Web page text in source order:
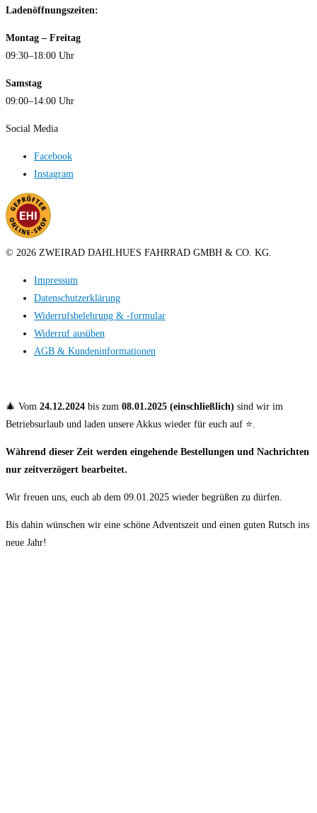
Ladenöffnungszeiten:
Montag – Freitag
09:30–18:00 Uhr
Samstag
09:00–14:00 Uhr
Social Media
Facebook
Instagram
© 2026 ZWEIRAD DAHLHUES FAHRRAD GMBH & CO. KG.
Impressum
Datenschutzerklärung
Widerrufsbelehrung & -formular
Widerruf ausüben
AGB & Kundeninformationen
🎄 Vom 24.12.2024 bis zum 08.01.2025 (einschließlich) sind wir im
Betriebsurlaub und laden unsere Akkus wieder für euch auf ⭐️.
Während dieser Zeit werden eingehende Bestellungen und Nachrichten
nur zeitverzögert bearbeitet.
Wir freuen uns, euch ab dem 09.01.2025 wieder begrüßen zu dürfen.
Bis dahin wünschen wir eine schöne Adventszeit und einen guten Rutsch ins
neue Jahr!